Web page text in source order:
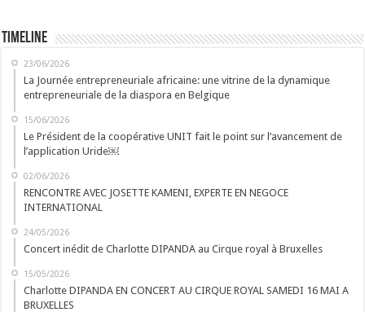
Timeline
23/06/2026
La Journée entrepreneuriale africaine: une vitrine de la dynamique
entrepreneuriale de la diaspora en Belgique
15/06/2026
Le Président de la coopérative UNIT fait le point sur l’avancement de
l’application Uride￼
02/06/2026
RENCONTRE AVEC JOSETTE KAMENI, EXPERTE EN NEGOCE
INTERNATIONAL
24/05/2026
Concert inédit de Charlotte DIPANDA au Cirque royal à Bruxelles
15/05/2026
Charlotte DIPANDA EN CONCERT AU CIRQUE ROYAL SAMEDI 16 MAI A
BRUXELLES